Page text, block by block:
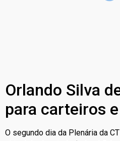
Orlando Silva
para carteiros
O segundo dia da Plenária da